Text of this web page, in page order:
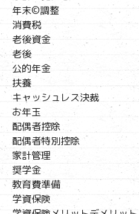
年末©調整
消費税
老後資金
老後
公的年金
扶養
キャッシュレス決裁
お年玉
配偶者控除
配偶者特別控除
家計管理
奨学金
教育費準備
学資保険